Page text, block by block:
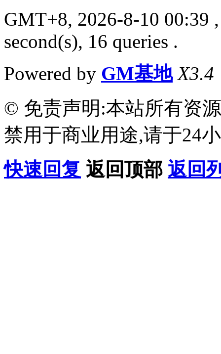
GMT+8, 2026-8-10 00:39
second(s), 16 queries .
Powered by GM基地 X3.4
© 免责声明:本站所有资
禁用于商业用途,请于24
快速回复 返回顶部 返回